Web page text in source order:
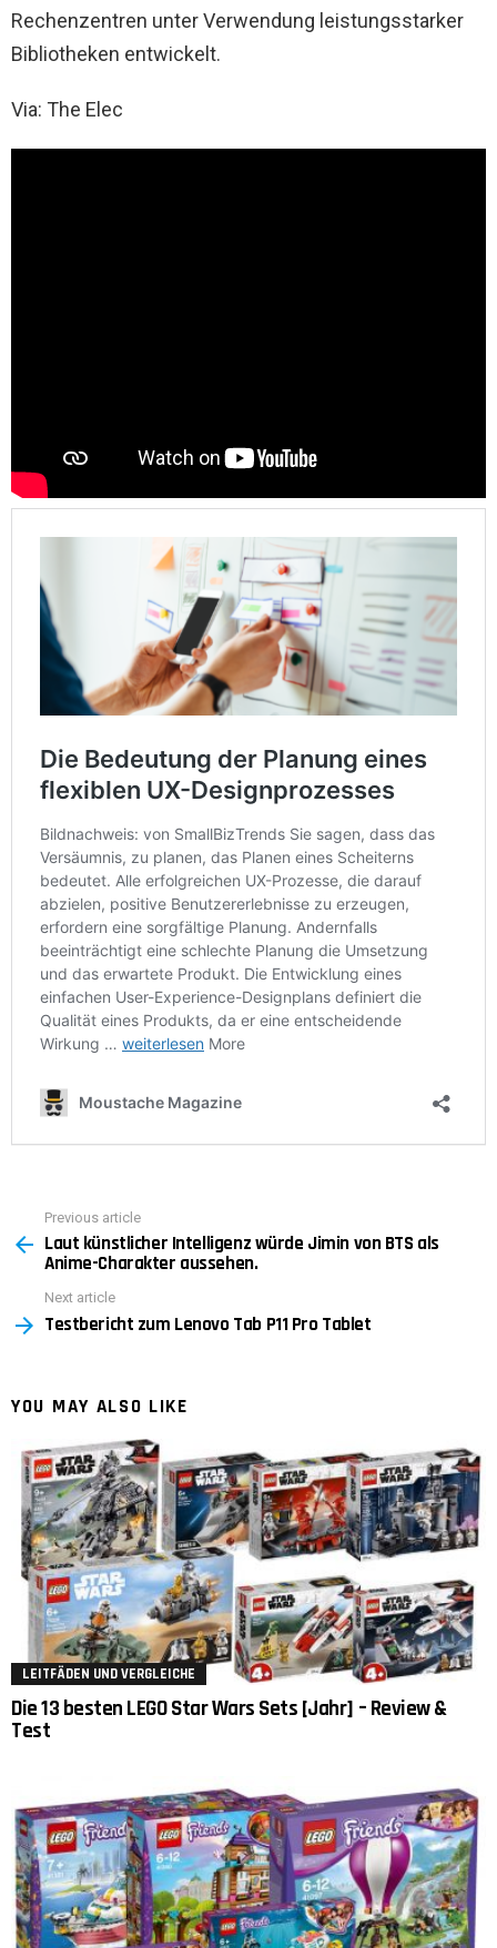
Rechenzentren unter Verwendung leistungsstarker
Bibliotheken entwickelt.
Via: The Elec
more
Previous article
Laut künstlicher Intelligenz würde Jimin von BTS als
Anime-Charakter aussehen.
Next article
Testbericht zum Lenovo Tab P11 Pro Tablet
YOU MAY ALSO LIKE
LEITFÄDEN UND VERGLEICHE
Die 13 besten LEGO Star Wars Sets [Jahr] – Review &
Test